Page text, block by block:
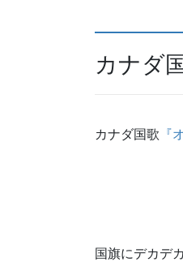
カナダ
カナダ国歌 『
国旗にデカデ